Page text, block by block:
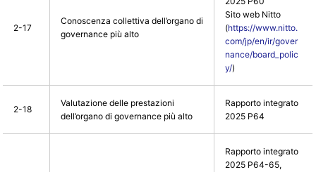
2-17
Conoscenza collettiva dell’organo di
governance più alto
Sito web Nitto
(https://www.nitto.
com/jp/en/ir/gover
nance/board_polic
y/)
2-18
Valutazione delle prestazioni
dell’organo di governance più alto
Rapporto integrato
2025 P64
Rapporto integrato
2025 P64-65,